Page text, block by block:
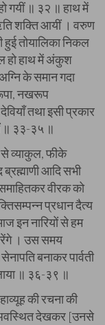
गयीं ॥ ३२ ॥ हाथ में
शक्ति आयीं । वरुण
हुई तोयालिका निकल
हो हाथ में अंकुश
के समान गदा
नखरूप
तथा इसी प्रकार
॥ ३३-३५ ॥
से व्याकुल, फीके
आदि सभी
वीरक को
प्रधान दैत्य
इन नारियों से हम
। उस समय
बनाकर पार्वती
॥ ३६-३९ ॥
की रचना की
अवस्थित देखकर [उनसे